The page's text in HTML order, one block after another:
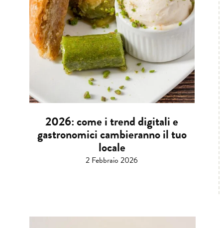
2026: come i trend digitali e
gastronomici cambieranno il tuo
locale
2 Febbraio 2026